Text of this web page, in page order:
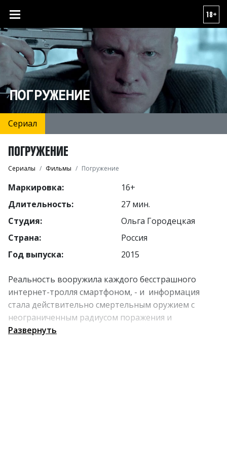
18+
Сериал
ПОГРУЖЕНИЕ
Сериалы Фильмы Погружение
Маркировка:
16+
Длительность:
27 мин.
Студия:
Ольга Городецкая
Страна:
Россия
Год выпуска:
2015
Реальность вооружила каждого бесстрашного
интернет-тролля смартфоном, - и информация
стала действительно смертельным оружием с
неограниченным радиусом поражения и
моментальным действием. Внезапное попадание
Развернуть